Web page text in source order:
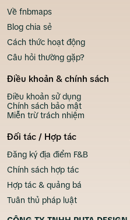
Về fnbmaps
Blog chia sẻ
Cách thức hoạt động
Câu hỏi thường gặp?
Điều khoản & chính sách
Điều khoản sử dụng
Chính sách bảo mật
Miễn trừ trách nhiệm
Đối tác / Hợp tác
Đăng ký địa điểm F&B
Chính sách hợp tác
Hợp tác & quảng bá
Tuân thủ pháp luật